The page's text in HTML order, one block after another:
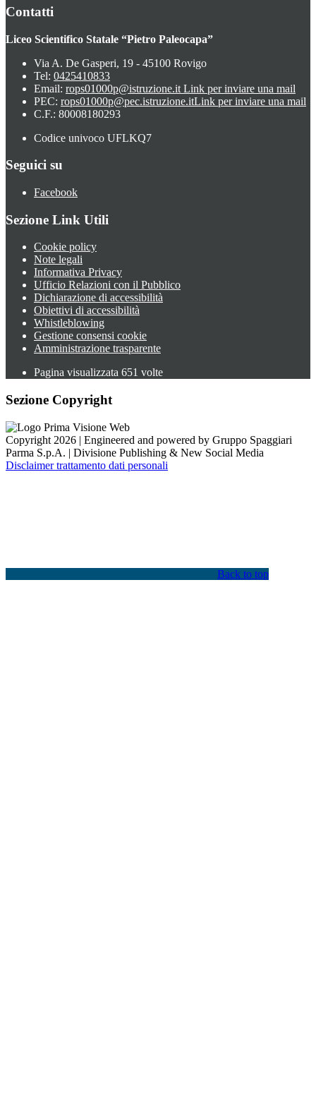
Contatti
Liceo Scientifico Statale “Pietro Paleocapa”
Via A. De Gasperi, 19 - 45100 Rovigo
Tel: 0425410833
Email: rops01000p@istruzione.it Link per inviare una mail
PEC: rops01000p@pec.istruzione.itLink per inviare una mail
C.F.: 80008180293
Codice univoco UFLKQ7
Seguici su
Facebook
Sezione Link Utili
Cookie policy
Note legali
Informativa Privacy
Ufficio Relazioni con il Pubblico
Dichiarazione di accessibilità
Obiettivi di accessibilità
Whistleblowing
Gestione consensi cookie
Amministrazione trasparente
Pagina visualizzata 651 volte
Sezione Copyright
Copyright 2026 | Engineered and powered by Gruppo Spaggiari
Parma S.p.A. | Divisione Publishing & New Social Media
Disclaimer trattamento dati personali
Back to top